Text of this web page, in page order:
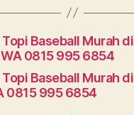
Baseball Murah
0815 995 6854
Baseball Murah
0815 995 6854